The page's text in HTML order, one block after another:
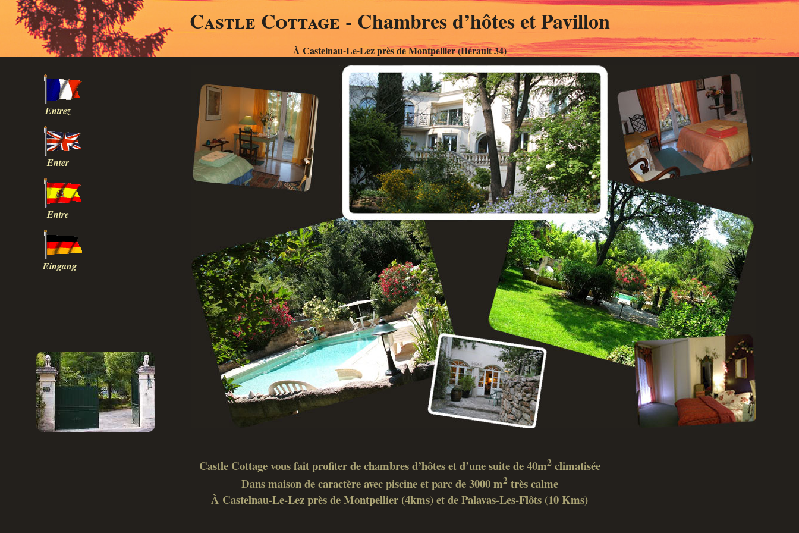
Castle Cottage - Chambres d’hôtes et Pavillon
À Castelnau-Le-Lez près de Montpellier (Hérault 34)
Entrez
Enter
Entre
Eingang
Castle Cottage vous fait profiter de chambres d’hôtes et d’une suite de 40m2climatisée
Dans maison de caractère avec piscine et parc de 3000 m2très calme
À Castelnau-Le-Lez près de Montpellier (4kms) et de Palavas-Les-Flôts (10 Kms)